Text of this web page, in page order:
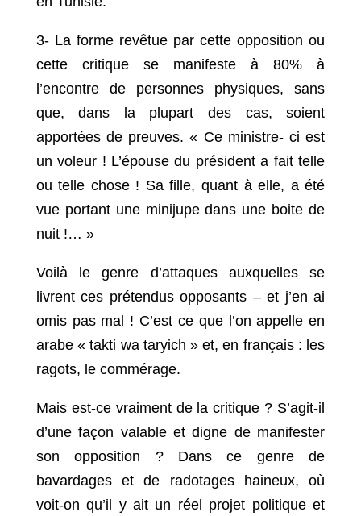
3- La forme revêtue par cette opposition ou
cette critique se manifeste à 80% à
l’encontre de personnes physiques, sans
que, dans la plupart des cas, soient
apportées de preuves. « Ce ministre- ci est
un voleur ! L’épouse du président a fait telle
ou telle chose ! Sa fille, quant à elle, a été
vue portant une minijupe dans une boite de
nuit !… »
Voilà le genre d’attaques auxquelles se
livrent ces prétendus opposants – et j’en ai
omis pas mal ! C’est ce que l’on appelle en
arabe « takti wa taryich » et, en français : les
ragots, le commérage.
Mais est-ce vraiment de la critique ? S’agit-il
d’une façon valable et digne de manifester
son opposition ? Dans ce genre de
bavardages et de radotages haineux, où
voit-on qu’il y ait un réel projet politique et